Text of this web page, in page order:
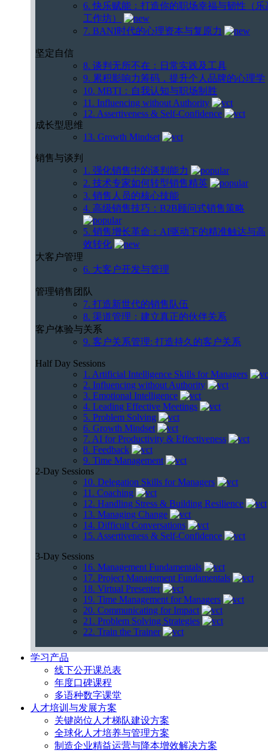
6. 快乐赋能：打造你的职场幸福与韧性（乐
工作坊）
7. BANI时代的心理资本与复原力
坚定自信
8. 谈判无所不在：日常实践及工具
9. 累积影响力筹码，提升个人品牌的心理学
10. MBTI：自我认知与职场制胜
11. Influencing without Authority
12. Assertiveness & Self-Confidence
成长型思维
13. Growth Mindset
销售与谈判
1. 强化销售中的谈判能力
2. 技术专家如何转型销售精英
3. 销售人员的核心技能
4. 高级销售技巧：B2B顾问式销售策略
5. 销售增长革命：AI驱动下的精准触达与高
效转化
大客户管理
6. 大客户开发与管理
管理销售团队
7. 打造新世代的销售队伍
8. 渠道管理：建立真正的伙伴关系
客户体验与关系
9. 客户关系管理: 打造持久的客户关系
Half Day Sessions
1. Artificial Intelligence Skills for Managers
2. Influencing without Authority
3. Emotional Intelligence
4. Leading Effective Meetings
5. Problem Solving
6. Growth Mindset
7. AI for Productivity & Effectiveness
8. Feedback
9. Time Management
2-Day Sessions
10. Delegation Skills for Managers
11. Coaching
12. Handling Stress & Building Resilience
13. Managing Change
14. Difficult Conversations
15. Assertiveness & Self-Confidence
3-Day Sessions
16. Management Fundamentals
17. Project Management Fundamentals
18. Virtual Presenter
19. Time Management for Managers
20. Communicating for Impact
21. Problem Solving Strategies
22. Train the Trainer
学习产品
线下公开课总表
年度口碑课程
多语种数字课堂
人才培训与发展方案
关键岗位人才梯队建设方案
全球化人才培养与管理方案
制造企业精益运营与降本增效解决方案